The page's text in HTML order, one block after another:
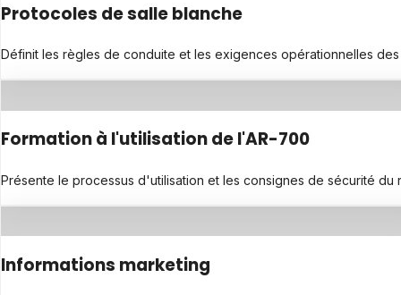
Protocoles de salle blanche
Définit les règles de conduite et les exigences opérationnelles
Formation à l'utilisation de l'AR-700
Présente le processus d'utilisation et les consignes de sécurité
Informations marketing